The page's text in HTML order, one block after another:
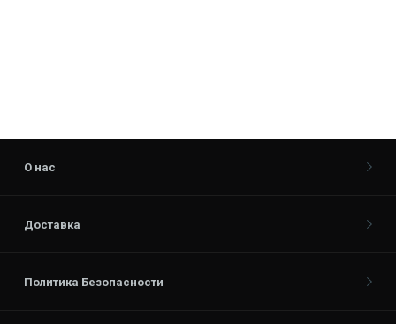
О нас
Доставка
Политика Безопасности